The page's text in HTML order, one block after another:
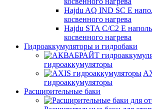
Hajdu AQ IND SC E
косвенного нагрева
Hajdu STA C/C2 E
косвенного нагрева
Гидроаккумуляторы и гидробаки
гидроаккумуляторы
гидроаккумуляторы
Расширительные баки